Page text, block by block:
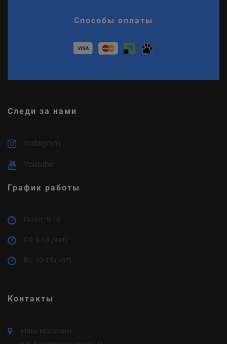
Способы оплаты
Следи за нами
Instagram
Youtube
График работы
Пн-Пт: 9-18
Cб: 9-18 (чат)
Вс: 10-15 (чат)
Контакты
Наш магазин